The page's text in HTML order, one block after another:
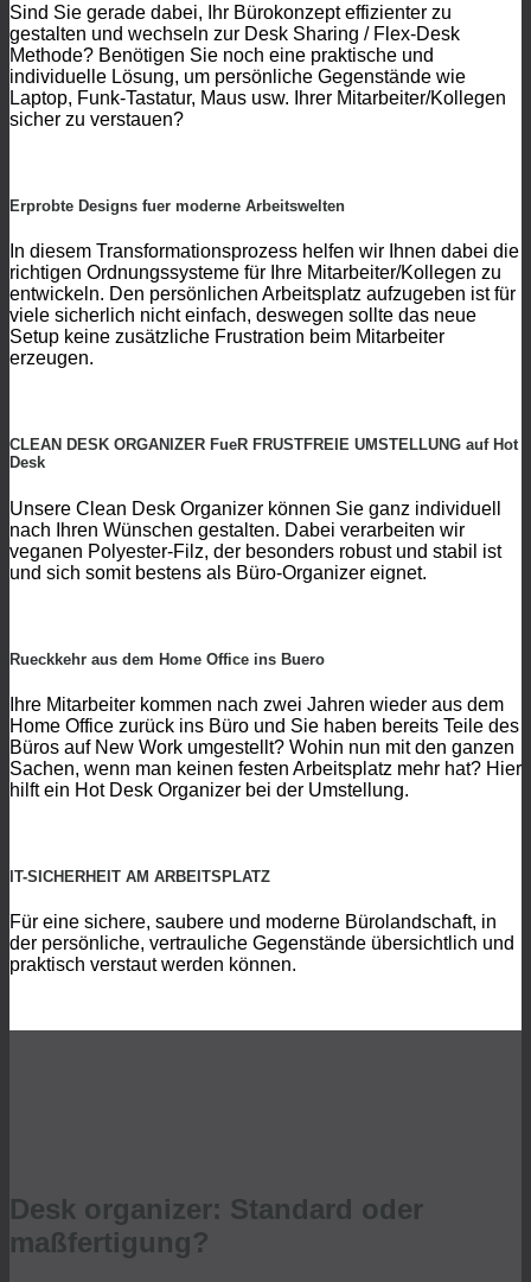
Sind Sie gerade dabei, Ihr Bürokonzept effizienter zu
gestalten und wechseln zur Desk Sharing / Flex-Desk
Methode? Benötigen Sie noch eine praktische und
individuelle Lösung, um persönliche Gegenstände wie
Laptop, Funk-Tastatur, Maus usw. Ihrer Mitarbeiter/Kollegen
sicher zu verstauen?
Erprobte Designs fuer moderne Arbeitswelten
In diesem Transformationsprozess helfen wir Ihnen dabei die
richtigen Ordnungssysteme für Ihre Mitarbeiter/Kollegen zu
entwickeln. Den persönlichen Arbeitsplatz aufzugeben ist für
viele sicherlich nicht einfach, deswegen sollte das neue
Setup keine zusätzliche Frustration beim Mitarbeiter
erzeugen.
CLEAN DESK ORGANIZER FueR FRUSTFREIE UMSTELLUNG auf Hot
Desk
Unsere Clean Desk Organizer können Sie ganz individuell
nach Ihren Wünschen gestalten. Dabei verarbeiten wir
veganen Polyester-Filz, der besonders robust und stabil ist
und sich somit bestens als Büro-Organizer eignet.
Rueckkehr aus dem Home Office ins Buero
Ihre Mitarbeiter kommen nach zwei Jahren wieder aus dem
Home Office zurück ins Büro und Sie haben bereits Teile des
Büros auf New Work umgestellt? Wohin nun mit den ganzen
Sachen, wenn man keinen festen Arbeitsplatz mehr hat? Hier
hilft ein Hot Desk Organizer bei der Umstellung.
IT-SICHERHEIT AM ARBEITSPLATZ
Für eine sichere, saubere und moderne Bürolandschaft, in
der persönliche, vertrauliche Gegenstände übersichtlich und
praktisch verstaut werden können.
Desk organizer: Standard oder
maßfertigung?